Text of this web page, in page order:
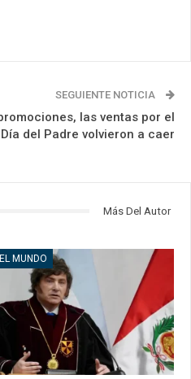
SEGUIENTE NOTICIA
las ventas por el
Día del Padre volvieron a caer
Más Del Autor
EL MUNDO